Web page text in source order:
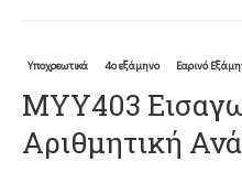
Υποχρεωτικά 4ο εξάμηνο Εαρινό
ΜΥΥ403
Αριθμητική